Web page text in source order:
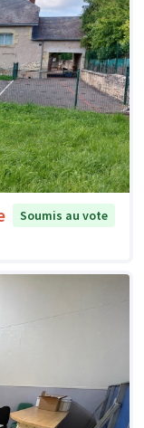
Soumis au vote